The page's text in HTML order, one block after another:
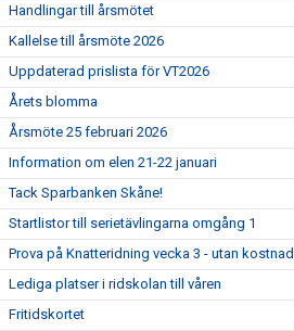
LEKTIONSPLANERING RIDSKOLA
Handlingar till årsmötet
Kallelse till årsmöte 2026
Uppdaterad prislista för VT2026
Årets blomma
Årsmöte 25 februari 2026
Information om elen 21-22 januari
Tack Sparbanken Skåne!
Startlistor till serietävlingarna omgång 1
Prova på Knatteridning vecka 3 - utan kostnad
Lediga platser i ridskolan till våren
Fritidskortet